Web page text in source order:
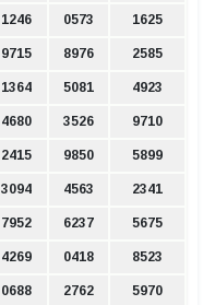
1246 0573 1625
9715 8976 2585
1364 5081 4923
4680 3526 9710
2415 9850 5899
3094 4563 2341
7952 6237 5675
4269 0418 8523
0688 2762 5970